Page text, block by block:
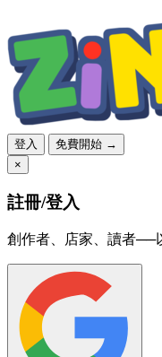
登入
免費開始 →
×
註冊/登入
創作者、店家、讀者──